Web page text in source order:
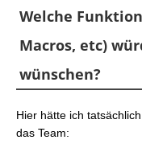
Welche
Macros, etc)
wünschen?
Hier hätte ich
das Team: